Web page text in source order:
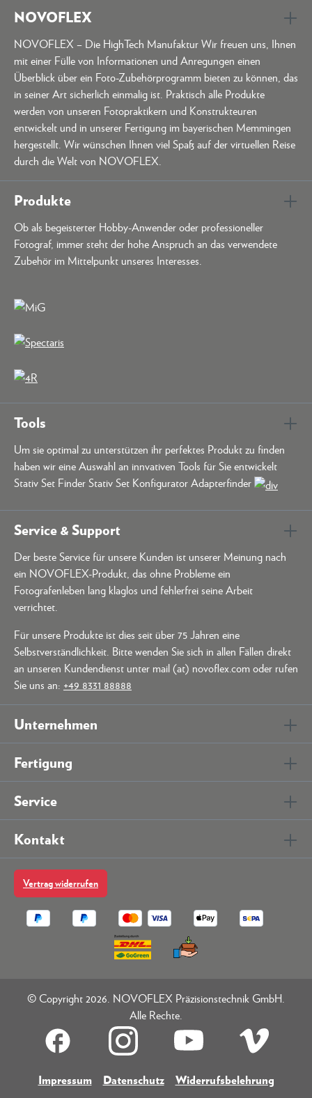
NOVOFLEX
NOVOFLEX – Die HighTech Manufaktur Wir freuen uns, Ihnen
mit einer Fülle von Informationen und Anregungen einen
Überblick über ein Foto-Zubehörprogramm bieten zu können, das
in seiner Art sicherlich einmalig ist. Praktisch alle Produkte
werden von unseren Fotopraktikern und Konstrukteuren
entwickelt und in unserer Fertigung im bayerischen Memmingen
hergestellt. Wir wünschen Ihnen viel Spaß auf der virtuellen Reise
durch die Welt von NOVOFLEX.
Produkte
Ob als begeisterter Hobby-Anwender oder professioneller
Fotograf, immer steht der hohe Anspruch an das verwendete
Zubehör im Mittelpunkt unseres Interesses.
Tools
Um sie optimal zu unterstützen ihr perfektes Produkt zu finden
haben wir eine Auswahl an innvativen Tools für Sie entwickelt
Stativ Set Finder Stativ Set Konfigurator Adapterfinder
Service & Support
Der beste Service für unsere Kunden ist unserer Meinung nach
ein NOVOFLEX-Produkt, das ohne Probleme ein
Fotografenleben lang klaglos und fehlerfrei seine Arbeit
verrichtet.
Für unsere Produkte ist dies seit über 75 Jahren eine
Selbstverständlichkeit. Bitte wenden Sie sich in allen Fällen direkt
an unseren Kundendienst unter mail (at) novoflex.com oder rufen
Sie uns an: +49 8331 88888
Unternehmen
Fertigung
Service
Kontakt
Vertrag widerrufen
© Copyright 2026. NOVOFLEX Präzisionstechnik GmbH.
Alle Rechte.
Impressum Datenschutz Widerrufsbelehrung